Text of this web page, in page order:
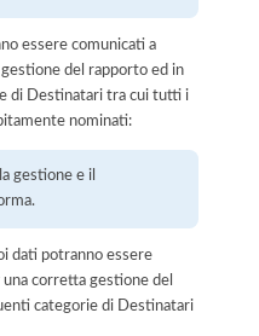
essere comunicati a
del rapporto ed in
di Destinatari tra cui tutti i
nominati:
gestione e il
dati potranno essere
corretta gestione del
categorie di Destinatari